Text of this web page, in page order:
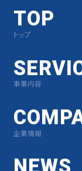
TOP
トップ
事業内容
企業情報